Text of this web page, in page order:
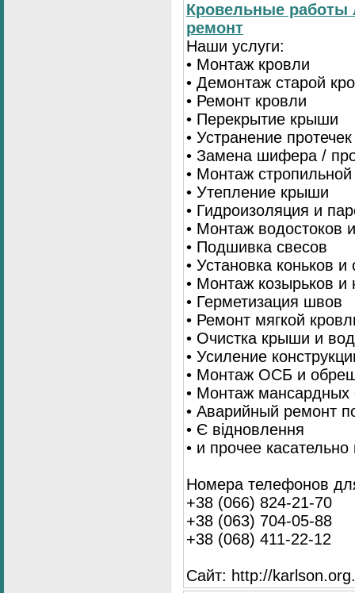
Кровельные
ремонт
Наши услуги:
• Монтаж кровли
• Демонтаж старой
• Ремонт кровли
• Перекрытие крыши
• Устранение протечек
• Замена шифера /
• Монтаж
• Утепление крыши
• Гидроизоляция и
• Монтаж водостоков
• Подшивка свесов
• Установка коньков и
• Монтаж козырьков и
• Герметизация швов
• Ремонт мягкой
• Очистка крыши и
• Усиление
• Монтаж ОСБ и
• Монтаж мансардных
• Аварийный ремонт
• Є відновлення
• и прочее
Номера телефонов
+38 (066) 824-21-70
+38 (063) 704-05-88
+38 (068) 411-22-12
Сайт: http://